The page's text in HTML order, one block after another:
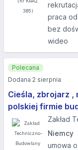
praca
bez
wideo
Cieśla, zbrojarz ,
polskiej firmie
Zakład
Niemcy
umowa
Polecana
Dodana 2 sierpnia